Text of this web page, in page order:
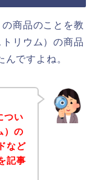
商品のことを教
リウム）の商品
ですよね。
つい
）の
など
記事